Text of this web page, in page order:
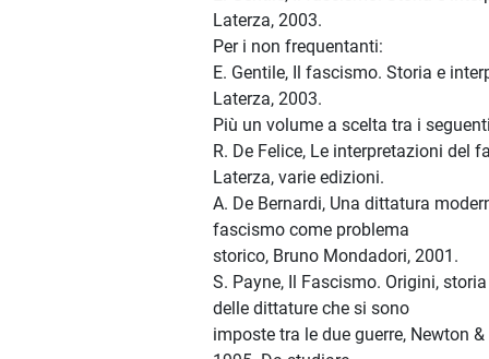
Laterza, 2003.
Per i non frequentanti:
E. Gentile, Il fascismo. Storia e
Laterza, 2003.
Più un volume a scelta tra i
R. De Felice, Le interpretazioni del
Laterza, varie edizioni.
A. De Bernardi, Una dittatura
fascismo come problema
storico, Bruno Mondadori, 2001.
S. Payne, Il Fascismo. Origini,
delle dittature che si sono
imposte tra le due guerre, Newton